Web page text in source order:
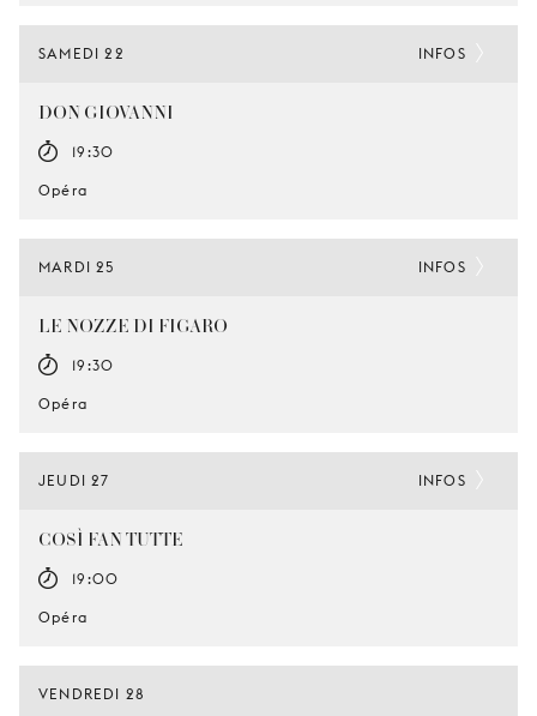
SAMEDI 22
DON GIOVANNI
19:30
Opéra
INFOS
MARDI 25
LE NOZZE DI FIGARO
19:30
Opéra
INFOS
JEUDI 27
COSÌ FAN TUTTE
19:00
Opéra
INFOS
VENDREDI 28